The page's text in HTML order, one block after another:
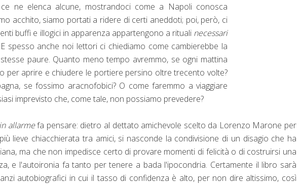
ne elenca alcune, mostrandoci come a Napoli conosca
acchito, siamo portati a ridere di certi aneddoti; poi, però, ci
buffi e illogici in apparenza appartengono a rituali necessari
spesso anche noi lettori ci chiediamo come cambierebbe la
paure. Quanto meno tempo avremmo, se ogni mattina
per aprire e chiudere le portiere persino oltre trecento volte?
se fossimo aracnofobici? O come faremmo a viaggiare
imprevisto che, come tale, non possiamo prevedere?
allarmefa pensare: dietro al dettato amichevole scelto da Lorenzo Marone per
lieve chiacchierata tra amici, si nasconde la condivisione di un disagio che ha
ma che non impedisce certo di provare momenti di felicità o di costruirsi una
e l'autoironia fa tanto per tenere a bada l'ipocondria. Certamente il libro sarà
autobiografici in cui il tasso di confidenza è alto, per non dire altissimo, così